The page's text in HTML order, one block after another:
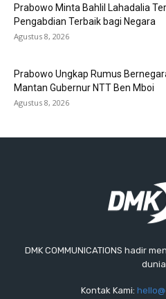
Prabowo Minta Bahlil Lahadalia
Pengabdian Terbaik bagi Negara
Agustus 8, 2026
Prabowo Ungkap Rumus
Mantan Gubernur NTT Ben Mboi
Agustus 8, 2026
DMK COMMUNICATIONS hadir
Kontak Kami: